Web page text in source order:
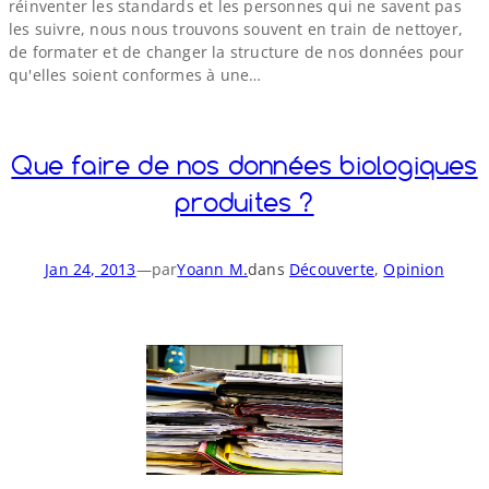
réinventer les standards et les personnes qui ne savent pas
les suivre, nous nous trouvons souvent en train de nettoyer,
de formater et de changer la structure de nos données pour
qu'elles soient conformes à une…
Que faire de nos données biologiques
produites ?
Jan 24, 2013—parYoann M.dans Découverte, Opinion